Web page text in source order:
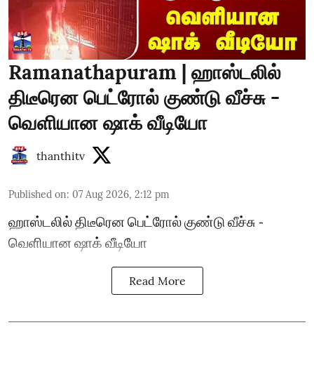
Ramanathapuram | ஹாஸ்டலில்
திடீரென பெட்ரோல் குண்டு வீச்சு -
வெளியான ஷாக் வீடியோ
thanthitv
Published on: 07 Aug 2026, 2:12 pm
ஹாஸ்டலில் திடீரென பெட்ரோல் குண்டு வீச்சு -
வெளியான ஷாக் வீடியோ
Read More